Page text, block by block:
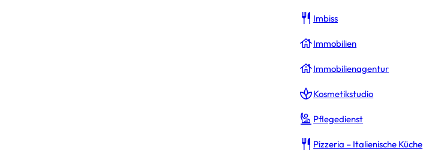
Imbiss
Immobilien
Immobilienagentur
Kosmetikstudio
Pflegedienst
Pizzeria – Italienische Küche